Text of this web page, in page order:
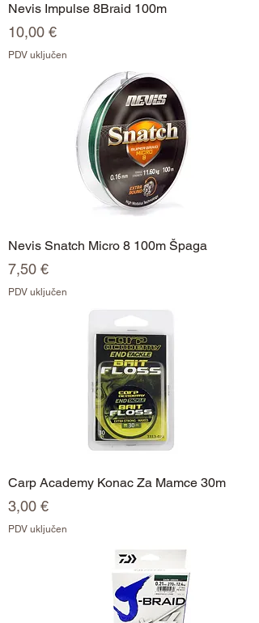
Nevis Impulse 8Braid 100m
Cijena
10,00 €
PDV uključen
Nevis Snatch Micro 8 100m Špaga
Cijena
7,50 €
PDV uključen
Carp Academy Konac Za Mamce 30m
Cijena
3,00 €
PDV uključen